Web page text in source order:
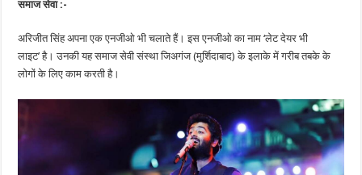
समाज सेवा :-
अरिजीत सिंह अपना एक एनजीओ भी चलाते हैं। इस एनजीओ का नाम ‘लेट देयर भी
लाइट’ है। उनकी यह समाज सेवी संस्था जिअगंज (मुर्शिदाबाद) के इलाके में गरीब तबके के
लोगों के लिए काम करती है।